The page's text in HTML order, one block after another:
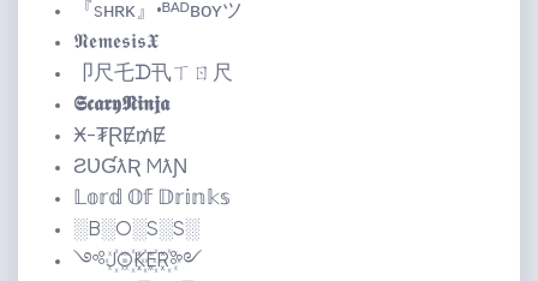
『sʜʀᴋ』•ᴮᴬᴰʙᴏʏツ
𝕹𝖊𝖒𝖊𝖘𝖎𝖘𝖃
卩尺乇ᗪ卂ㄒㄖ尺
𝕾𝖈𝖆𝖗𝖞𝕹𝖎𝖓𝖏𝖆
Ӿ-₮ⱤɆ₥Ɇ
ƧƲƓƛƦ MƛƝ
𝕃𝕠𝕣𝕕 𝕆𝕗 𝔻𝕣𝕚𝕟𝕜𝕤
░B░O░S░S░
༺J꙰O꙰K꙰E꙰R꙰༻